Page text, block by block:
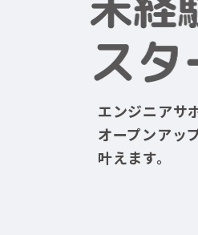
エンジニアサ
オープンアッ
叶えます。